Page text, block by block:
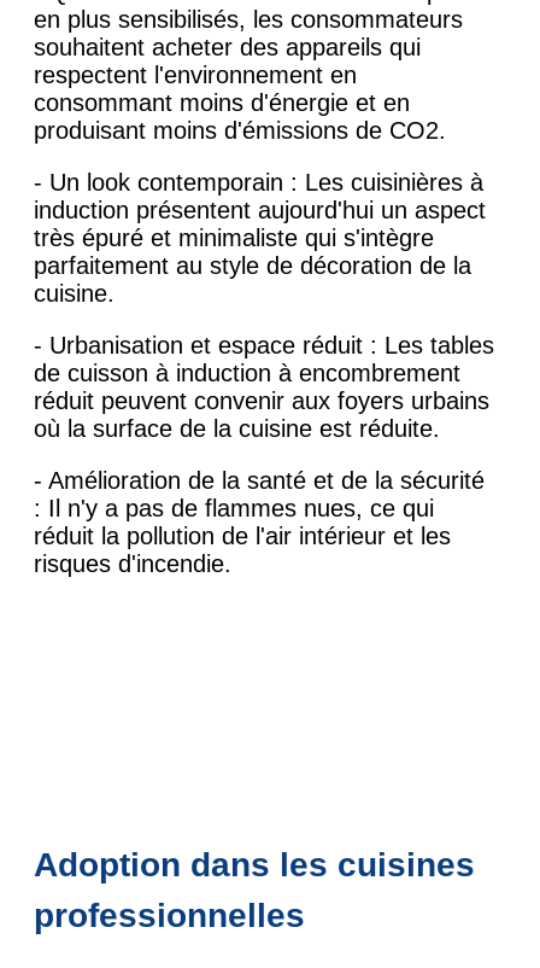
en plus sensibilisés, les consommateurs
souhaitent acheter des appareils qui
respectent l'environnement en
consommant moins d'énergie et en
produisant moins d'émissions de CO2.
- Un look contemporain : Les cuisinières à
induction présentent aujourd'hui un aspect
très épuré et minimaliste qui s'intègre
parfaitement au style de décoration de la
cuisine.
- Urbanisation et espace réduit : Les tables
de cuisson à induction à encombrement
réduit peuvent convenir aux foyers urbains
où la surface de la cuisine est réduite.
- Amélioration de la santé et de la sécurité
: Il n'y a pas de flammes nues, ce qui
réduit la pollution de l'air intérieur et les
risques d'incendie.
Adoption dans les cuisines
professionnelles